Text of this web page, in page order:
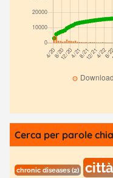
Cerca per parole
chronic diseases(2) città